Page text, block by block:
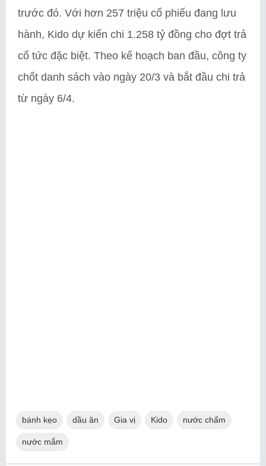
trước đó. Với hơn 257 triệu cổ phiếu đang lưu
hành, Kido dự kiến chi 1.258 tỷ đồng cho đợt trả
cổ tức đặc biệt. Theo kế hoạch ban đầu, công ty
chốt danh sách vào ngày 20/3 và bắt đầu chi trả
từ ngày 6/4.
bánh kẹo dầu ăn Gia vị Kido nước chấm
nước mắm